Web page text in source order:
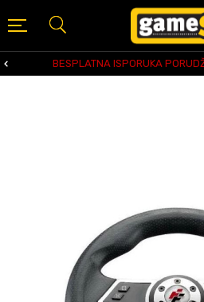
BESPLATNA ISPORUKA